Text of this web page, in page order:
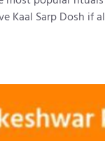
Kaal Sarp Dosh